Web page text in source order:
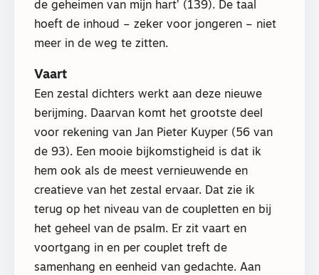
de geheimen van mijn hart’ (139). De taal
hoeft de inhoud – zeker voor jongeren – niet
meer in de weg te zitten.
Vaart
Een zestal dichters werkt aan deze nieuwe
berijming. Daarvan komt het grootste deel
voor rekening van Jan Pieter Kuyper (56 van
de 93). Een mooie bijkomstigheid is dat ik
hem ook als de meest vernieuwende en
creatieve van het zestal ervaar. Dat zie ik
terug op het niveau van de coupletten en bij
het geheel van de psalm. Er zit vaart en
voortgang in en per couplet treft de
samenhang en eenheid van gedachte. Aan